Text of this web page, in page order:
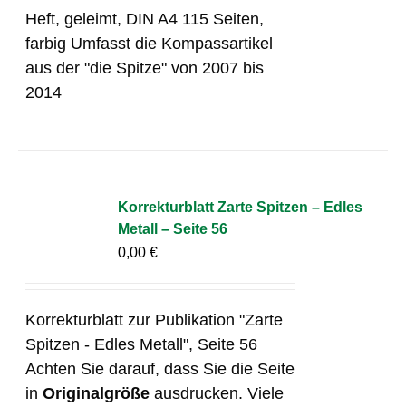
Heft, geleimt, DIN A4 115 Seiten,
farbig Umfasst die Kompassartikel
aus der "die Spitze" von 2007 bis
2014
Korrekturblatt Zarte Spitzen – Edles
Metall – Seite 56
0,00€
Korrekturblatt zur Publikation "Zarte
Spitzen - Edles Metall", Seite 56
Achten Sie darauf, dass Sie die Seite
inOriginalgröße ausdrucken. Viele